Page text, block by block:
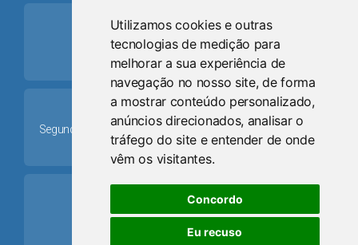
Utilizamos cookies e outras
tecnologias de medição para
melhorar a sua experiência de
navegação no nosso site, de forma
a mostrar conteúdo personalizado,
anúncios direcionados, analisar o
tráfego do site e entender de onde
vêm os visitantes.
Concordo
Eu recuso
ring_volume
Telefone
(51) 9 8024-0884
Schedule
Segunda-feira a Sexta-feira: 08h às 12h e das 13h30min às
17h30min
mail
Email
camaraosorio@gmail.com